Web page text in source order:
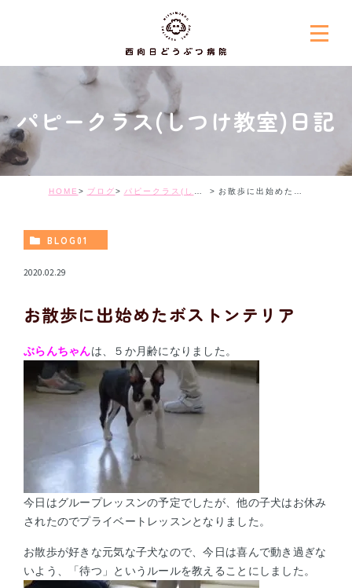
パピークラス(しつけ教室)日記
HOME ブログ パピークラス(しつけ教室)日記 お散歩に出始めたボストンテリア
BLOG01
2020.02.29
お散歩に出始めたボストンテリア
ぶらんちゃんは、５か月齢になりました。
今日はグループレッスンの予定でしたが、他の子犬はお休み
されたのでプライベートレッスンとなりました。
お散歩が好きな元気な子犬なので、今日は喜んで動き過ぎな
いよう、「待つ」というルールを教えることにしました。